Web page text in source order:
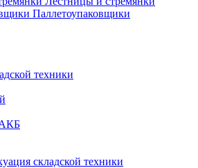
Паллетоупаковщики
техники
складской техники